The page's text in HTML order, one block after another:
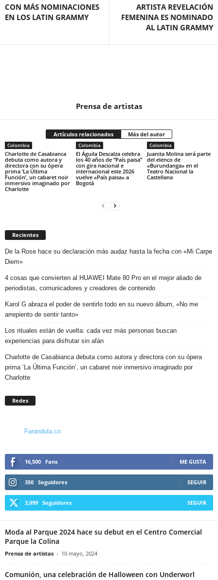
CON MÁS NOMINACIONES
EN LOS LATIN GRAMMY
ARTISTA REVELACIÓN
FEMENINA ES NOMINADO
AL LATIN GRAMMY
Prensa de artistas
Artículos relacionados Más del autor
Colombia
Charlotte de Casabianca
debuta como autora y
directora con su ópera
prima ‘La Última
Función’, un cabaret noir
inmersivo imaginado por
Charlotte
Colombia
El Águila Descalza celebra
los 40 años de “País paisa”
con gira nacional e
internacional este 2026
vuelve «País paisa» a
Bogotá
Colombia
Juanita Molina será parte
del elenco de
«Burundanga» en el
Teatro Nacional la
Castellana
Recientes
De la Rose hace su declaración más audaz hasta la fecha con «Mi Carpe
Diem»
4 cosas que convierten al HUAWEI Mate 80 Pro en el mejor aliado de
periodistas, comunicadores y creadores de contenido
Karol G abraza el poder de sentirlo todo en su nuevo álbum, «No me
arrepiento de sentir tanto»
Los rituales están de vuelta: cada vez más personas buscan
experiencias para disfrutar sin afán
Charlotte de Casabianca debuta como autora y directora con su ópera
prima ‘La Última Función’, un cabaret noir inmersivo imaginado por
Charlotte
Redes
Farandula.co
16,500 Fans ME GUSTA
350 Seguidores SEGUIR
3,099 Seguidores SEGUIR
Moda al Parque 2024 hace su debut en el Centro Comercial
Parque la Colina
Prensa de artistas - 10 mayo, 2024
Comunión, una celebración de Halloween con Underworl